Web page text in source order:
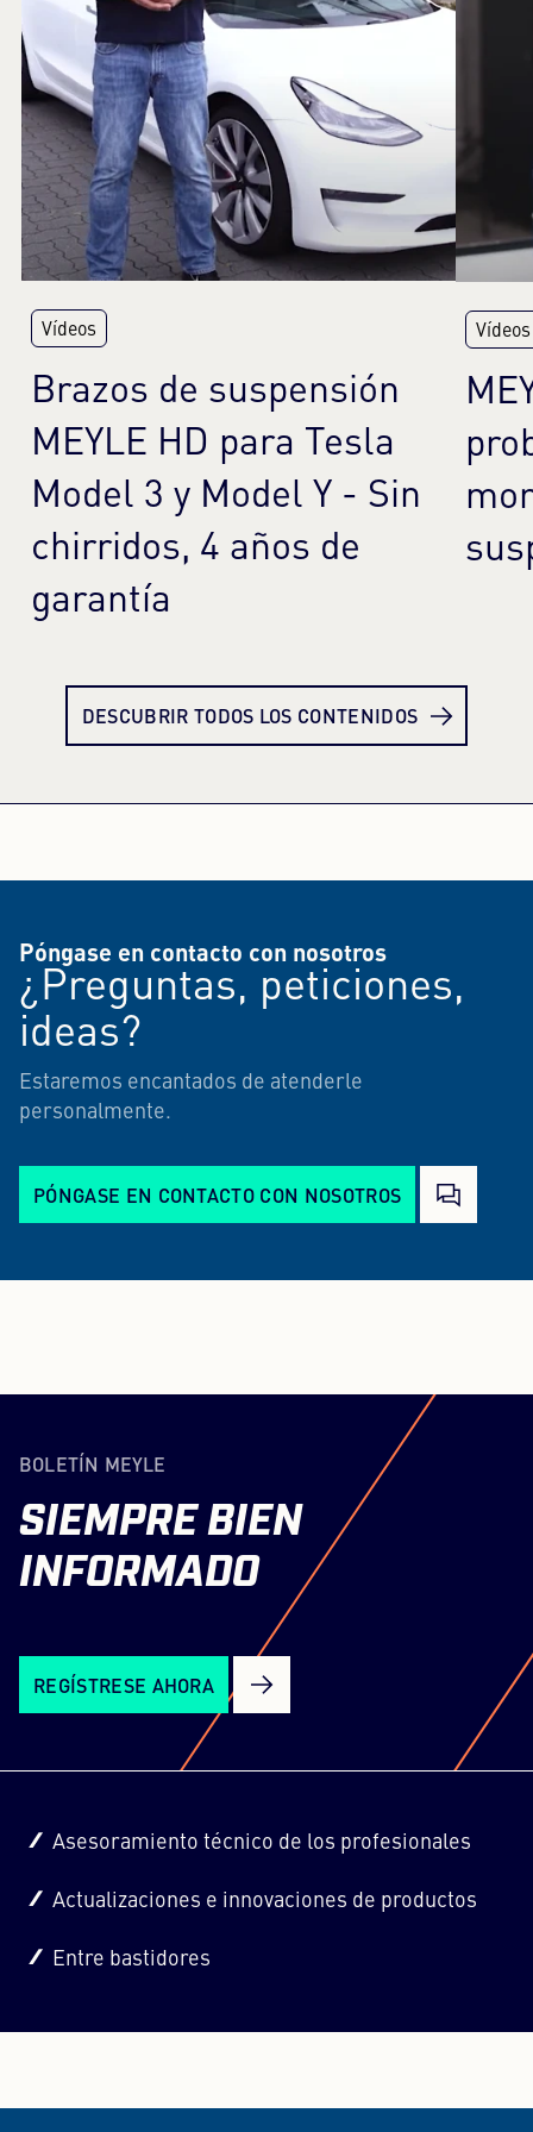
Vídeos
Brazos de suspensión
MEYLE HD para Tesla
Model 3 y Model Y - Sin
chirridos, 4 años de
garantía
Vídeos
DESCUBRIR TODOS LOS CONTENIDOS
Póngase en contacto con nosotros
¿Preguntas, peticiones,
ideas?
Estaremos encantados de atenderle
personalmente.
PÓNGASE EN CONTACTO CON NOSOTROS
BOLETÍN MEYLE
SIEMPRE BIEN
INFORMADO
REGÍSTRESE AHORA
Asesoramiento técnico de los profesionales
Actualizaciones e innovaciones de productos
Entre bastidores